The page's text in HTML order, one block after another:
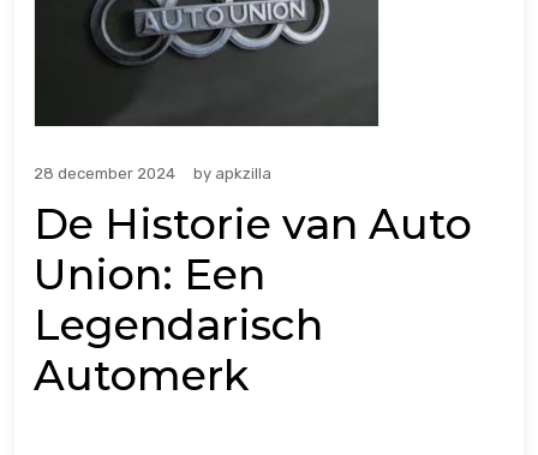
28 december 2024 by apkzilla
De Historie van Auto
Union: Een
Legendarisch
Automerk